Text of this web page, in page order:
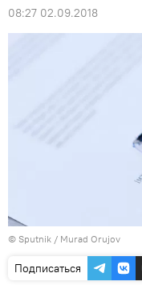
08:27 02.09.2018
© Sputnik / Murad Orujov
Подписаться